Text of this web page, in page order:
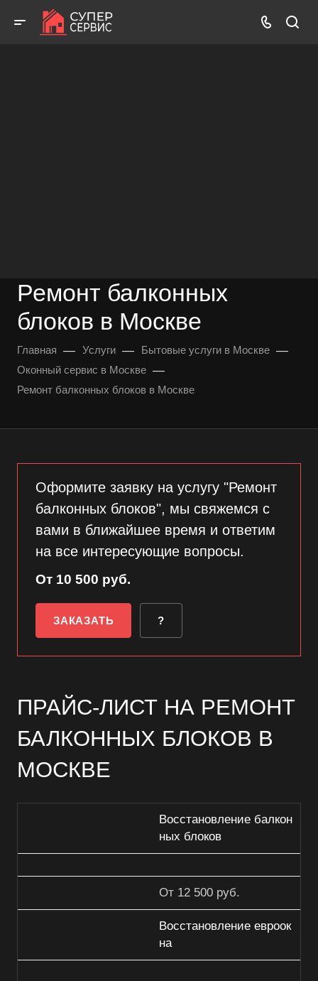
Ремонт балконных
блоков в Москве
Главная — Услуги — Бытовые услуги в Москве —
Оконный сервис в Москве —
Ремонт балконных блоков в Москве
Оформите заявку на услугу "Ремонт
балконных блоков", мы свяжемся с
вами в ближайшее время и ответим
на все интересующие вопросы.
От 10 500 руб.
ЗАКАЗАТЬ ?
ПРАЙС-ЛИСТ НА РЕМОНТ
БАЛКОННЫХ БЛОКОВ В
МОСКВЕ
Восстановление балкон
ных блоков
От 12 500 руб.
Восстановление евроок
на